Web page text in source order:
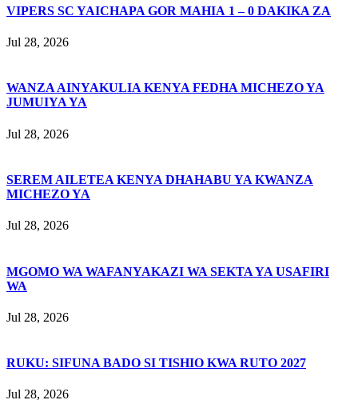
VIPERS SC YAICHAPA GOR MAHIA 1 – 0 DAKIKA ZA
Jul 28, 2026
WANZA AINYAKULIA KENYA FEDHA MICHEZO YA
JUMUIYA YA
Jul 28, 2026
SEREM AILETEA KENYA DHAHABU YA KWANZA
MICHEZO YA
Jul 28, 2026
MGOMO WA WAFANYAKAZI WA SEKTA YA USAFIRI
WA
Jul 28, 2026
RUKU: SIFUNA BADO SI TISHIO KWA RUTO 2027
Jul 28, 2026